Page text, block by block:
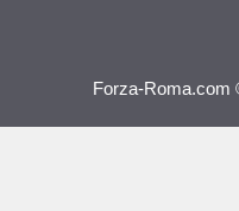
Forza-Roma.com